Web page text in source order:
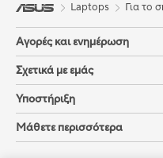
Laptops Για το
Αγορές και ενημέρωση
Σχετικά με εμάς
Υποστήριξη
Μάθετε περισσότερα